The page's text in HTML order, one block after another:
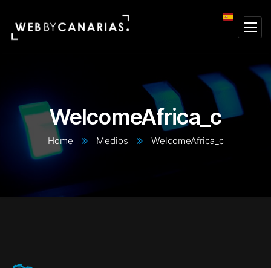
WelcomeAfrica_c
Home Medios WelcomeAfrica_c